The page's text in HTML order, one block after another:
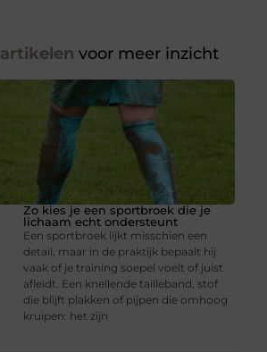
artikelen voor meer inzicht
Zo kies je een sportbroek die je
lichaam echt ondersteunt
Een sportbroek lijkt misschien een
detail, maar in de praktijk bepaalt hij
vaak of je training soepel voelt of juist
afleidt. Een knellende tailleband, stof
die blijft plakken of pijpen die omhoog
kruipen: het zijn